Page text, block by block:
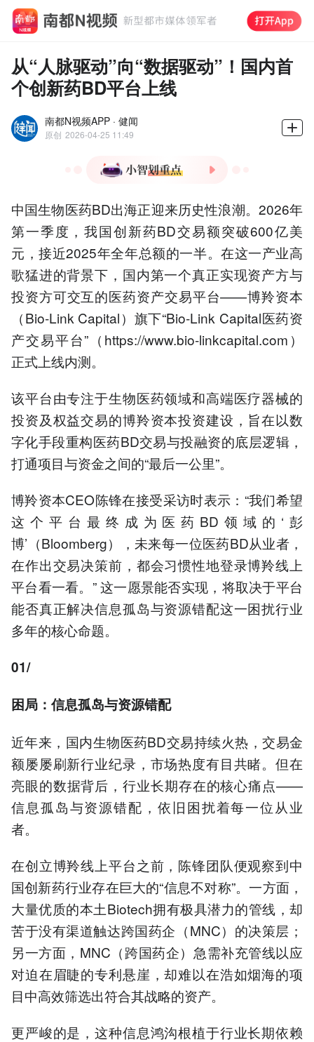
从“人脉驱动”向“数据驱动”！国内首
个创新药BD平台上线
南都N视频APP · 健闻
原创 2026-04-25 11:49
年Q1突破600亿美元，接近
2025年全年一半。
易平台，旨在解决行业信息
孤岛与资源错配问题。
3.平台采用AI驱动，提供智
能估值模型和潜在买家预
测，提升交易效率。
4.医药BD交易线上化趋势明
域"彭博"，提供资产定价和
市场情报等深度决策支持。
以上内容由AI大模型生成，仅供
参考
中国生物医药BD出海正迎来历史性浪潮。2026年
第一季度，我国创新药BD交易额突破600亿美
元，接近2025年全年总额的一半。在这一产业高
歌猛进的背景下，国内第一个真正实现资产方与
投资方可交互的医药资产交易平台——博羚资本
（Bio-Link Capital）旗下“Bio-Link Capital医药资
产交易平台”（https://www.bio-linkcapital.com）
正式上线内测。
该平台由专注于生物医药领域和高端医疗器械的
投资及权益交易的博羚资本投资建设，旨在以数
字化手段重构医药BD交易与投融资的底层逻辑，
打通项目与资金之间的“最后一公里”。
博羚资本CEO陈锋在接受采访时表示：“我们希望
这个平台最终成为医药BD领域的‘彭
博’（Bloomberg），未来每一位医药BD从业者，
在作出交易决策前，都会习惯性地登录博羚线上
平台看一看。” 这一愿景能否实现，将取决于平台
能否真正解决信息孤岛与资源错配这一困扰行业
多年的核心命题。
01/
困局：信息孤岛与资源错配
近年来，国内生物医药BD交易持续火热，交易金
额屡屡刷新行业纪录，市场热度有目共睹。但在
亮眼的数据背后，行业长期存在的核心痛点——
信息孤岛与资源错配，依旧困扰着每一位从业
者。
在创立博羚线上平台之前，陈锋团队便观察到中
国创新药行业存在巨大的“信息不对称”。一方面，
大量优质的本土Biotech拥有极具潜力的管线，却
苦于没有渠道触达跨国药企（MNC）的决策层；
另一方面，MNC（跨国药企）急需补充管线以应
对迫在眉睫的专利悬崖，却难以在浩如烟海的项
目中高效筛选出符合其战略的资产。
更严峻的是，这种信息鸿沟根植于行业长期依赖